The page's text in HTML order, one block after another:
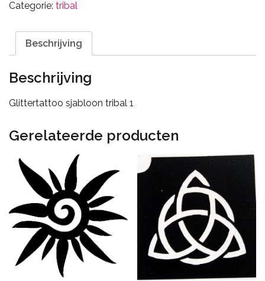
Categorie: tribal
Beschrijving
Beschrijving
Glittertattoo sjabloon tribal 1
Gerelateerde producten